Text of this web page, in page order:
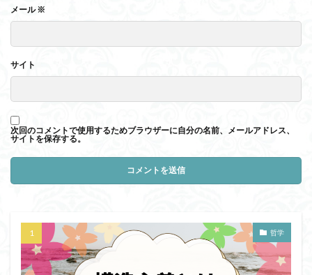
メール※
サイト
次回のコメントで使用するためブラウザーに自分の名前、メールアドレス、
サイトを保存する。
哲学